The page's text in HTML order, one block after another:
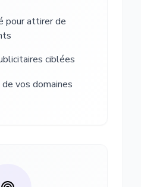
pour attirer de
ciblées
vos domaines